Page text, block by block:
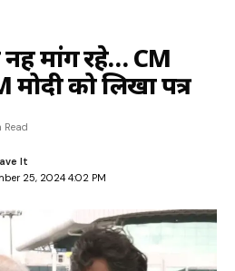
मांग रहे… CM
को लिखा पत्र
25, 2024 4:02 PM
Read